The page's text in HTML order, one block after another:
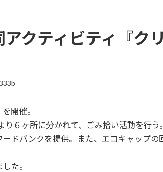
クティビティ『ク
開催。
６ヶ所に分かれて、ごみ拾い活動を行う
ドバンクを提供。また、エコキャップの
た。